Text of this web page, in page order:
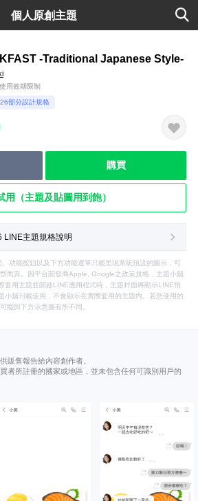
個人原創主題
-Traditional Japanese Style-
用效期限制
部分設計規格
購買
用（主題及貼圖用到飽）
LINE主題規格說明
功能按鈕以及下方功能選單只能呈現系統預設的圖示，可
而異。因平台開發商Apple, Google之政策規格，主題小舖
套用主題並開啟LINE應用程式時，主題封面將顯示LINE預
小舖刊載使用，不會顯示在實際套用的主題內。若您使用的
能與下方示意圖有所不同。
販售報告給內容創作者。
者所註冊的國家或地區，並未包含任何可識別用戶的